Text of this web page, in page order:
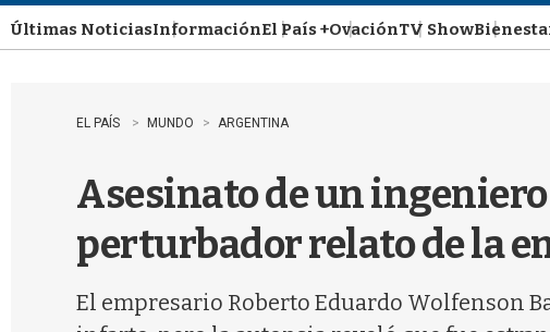
u
Últimas NoticiasInformaciónEl País +OvaciónTV Show
EL PAÍS MUNDO ARGENTINA
Asesinato de un
perturbador relato de la
El empresario Roberto Eduardo Wolfenson